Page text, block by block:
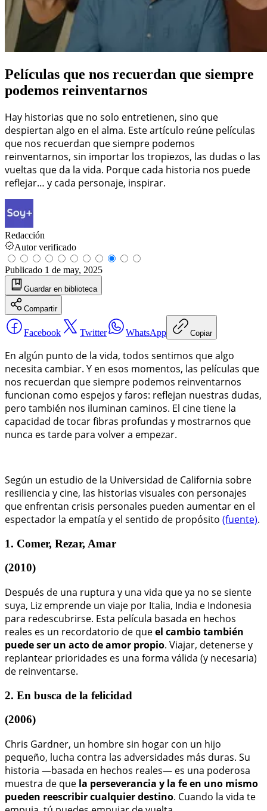
Películas que nos recuerdan que siempre
podemos reinventarnos
Hay historias que no solo entretienen, sino que
despiertan algo en el alma. Este artículo reúne películas
que nos recuerdan que siempre podemos
reinventarnos, sin importar los tropiezos, las dudas o las
vueltas que da la vida. Porque cada historia nos puede
reflejar… y cada personaje, inspirar.
Redacción
Autor verificado
Publicado 1 de may, 2025
Guardar en biblioteca
Compartir
Facebook Twitter WhatsApp Copiar
En algún punto de la vida, todos sentimos que algo
necesita cambiar. Y en esos momentos, las películas que
nos recuerdan que siempre podemos reinventarnos
funcionan como espejos y faros: reflejan nuestras dudas,
pero también nos iluminan caminos. El cine tiene la
capacidad de tocar fibras profundas y mostrarnos que
nunca es tarde para volver a empezar.
Según un estudio de la Universidad de California sobre
resiliencia y cine, las historias visuales con personajes
que enfrentan crisis personales pueden aumentar en el
espectador la empatía y el sentido de propósito (fuente).
1. Comer, Rezar, Amar
(2010)
Después de una ruptura y una vida que ya no se siente
suya, Liz emprende un viaje por Italia, India e Indonesia
para redescubrirse. Esta película basada en hechos
reales es un recordatorio de queel cambio también
puede ser un acto de amor propio. Viajar, detenerse y
replantear prioridades es una forma válida (y necesaria)
de reinventarse.
2. En busca de la felicidad
(2006)
Chris Gardner, un hombre sin hogar con un hijo
pequeño, lucha contra las adversidades más duras. Su
historia —basada en hechos reales— es una poderosa
muestra de que la perseverancia y la fe en uno mismo
pueden reescribir cualquier destino. Cuando la vida te